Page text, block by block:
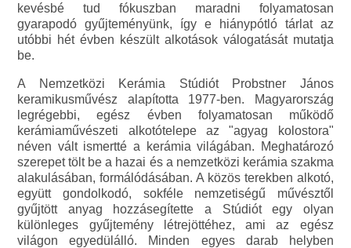
kevésbé tud fókuszban maradni folyamatosan
gyarapodó gyűjteményünk, így e hiánypótló tárlat az
utóbbi hét évben készült alkotások válogatását mutatja
be.
A Nemzetközi Kerámia Stúdiót Probstner János
keramikusművész alapította 1977-ben. Magyarország
legrégebbi, egész évben folyamatosan működő
kerámiaművészeti alkotótelepe az "agyag kolostora"
néven vált ismertté a kerámia világában. Meghatározó
szerepet tölt be a hazai és a nemzetközi kerámia szakma
alakulásában, formálódásában. A közös terekben alkotó,
együtt gondolkodó, sokféle nemzetiségű művésztől
gyűjtött anyag hozzásegítette a Stúdiót egy olyan
különleges gyűjtemény létrejöttéhez, ami az egész
világon egyedülálló. Minden egyes darab helyben